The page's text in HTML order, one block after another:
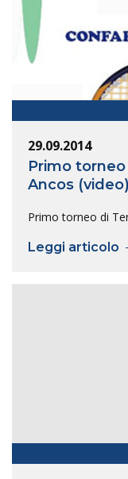
29.09.2014
Primo
Ancos (video)
Primo torneo di
Leggi articolo